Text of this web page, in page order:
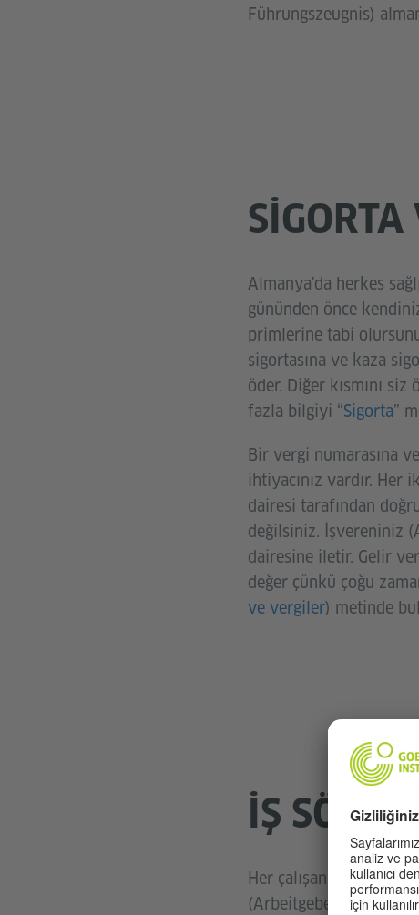
Führungszeugnis)
SIGORTA
Almanya'da herkes
gününden önce
primlerine tabi
sigortasına ve kaza
öder. Diğer kısmını
fazla bilgiyi “Sigorta”
Bir vergi numarasına
ihtiyacınız vardır.
dairesi tarafından
değilsiniz. İşvereniniz
dairesine iletir. Gelir
değer çünkü çoğu
ve vergiler) metinde
İŞ
Her çalışan
(Arbeitgeber)